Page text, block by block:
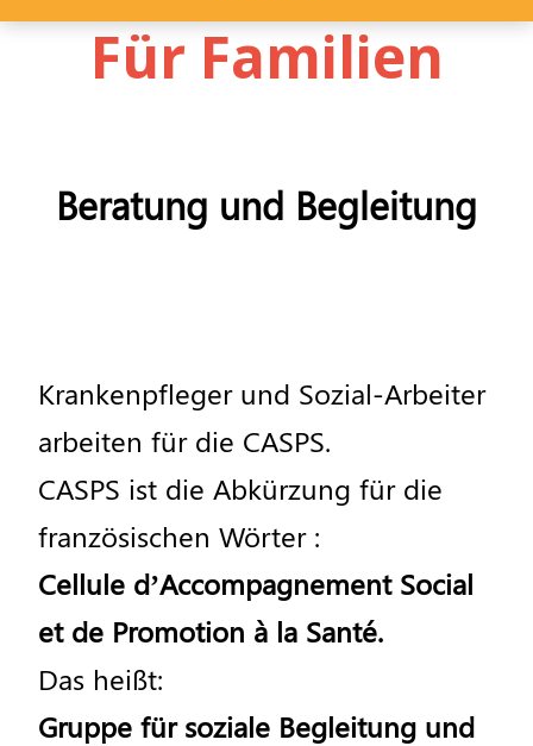
Für Familien
Beratung und Begleitung
Krankenpfleger und Sozial-Arbeiter
arbeiten für die CASPS.
CASPS ist die Abkürzung für die
französischen Wörter :
Cellule d’Accompagnement Social
et de Promotion à la Santé.
Das heißt:
Gruppe für soziale Begleitung und